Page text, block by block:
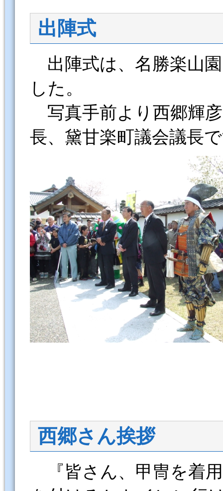
出陣式
出陣式は、名勝楽山
した。
写真手前より西郷輝
長、黛甘楽町議会議長
西郷さん挨拶
『皆さん、甲冑を着